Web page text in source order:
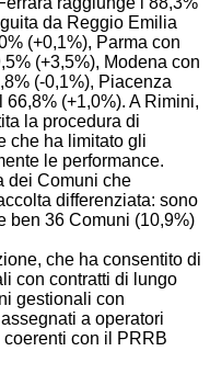
da Reggio Emilia
(+0,1%), Parma con
(+3,5%), Modena con
(-0,1%), Piacenza
(+1,0%). A Rimini,
la procedura di
che ha limitato gli
le performance.
dei Comuni che
differenziata: sono
ben 36 Comuni (10,9%)
che ha consentito di
con contratti di lungo
gestionali con
a operatori
con il PRRB